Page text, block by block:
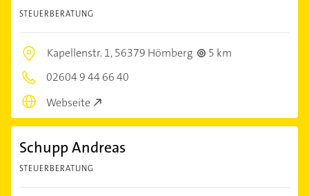
STEUERBERATUNG
Kapellenstr. 1,56379 Hömberg
5 km
02604 9 44 66 40
Webseite
Schupp Andreas
STEUERBERATUNG